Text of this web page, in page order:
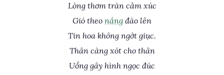
Lòng thơm tràn cảm xúc
Gió theo nắng đào lên
Tin hoa không ngớt giục.
Thân càng xót cho thân
Uổng gây hình ngọc đúc